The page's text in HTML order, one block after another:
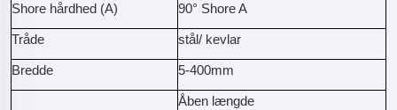
Shore hårdhed (A) 90° Shore A
Tråde stål/ kevlar
Bredde 5-400mm
Åben længde